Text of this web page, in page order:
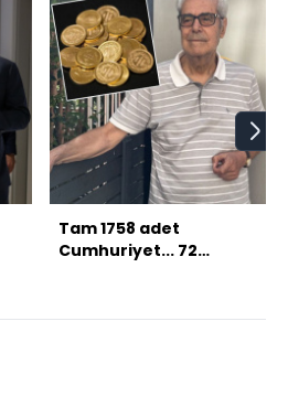
Tam 1758 adet
Cumhuriyet... 72